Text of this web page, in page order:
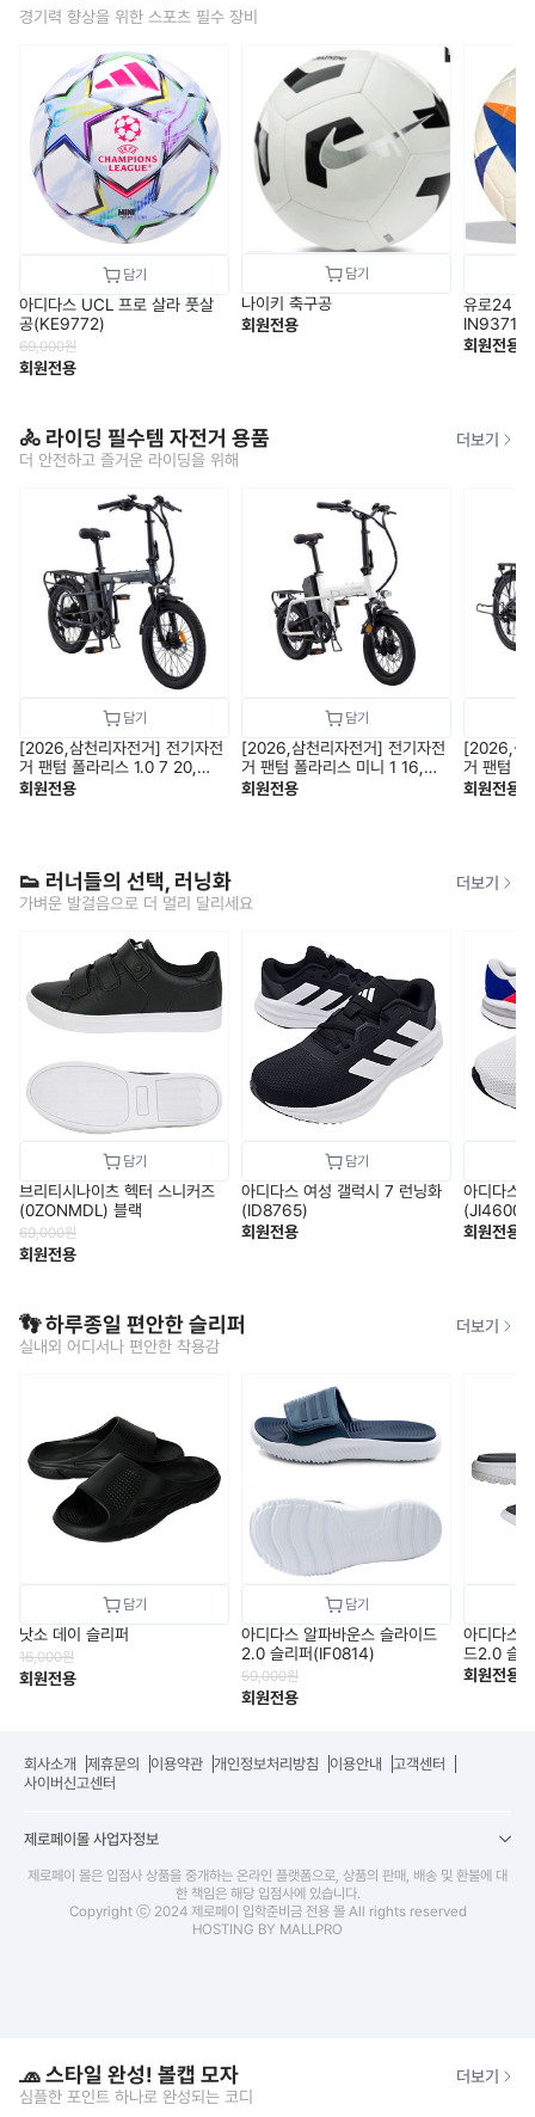
경기력 향상을 위한 스포츠 필수 장비
아디다스 UCL 프로 살라 풋살
공(KE9772)
69,000원
회원전용
나이키 축구공
회원전용
유로24 클
IN9371
회원전용
🚴 라이딩 필수템 자전거 용품
더 안전하고 즐거운 라이딩을 위해
더보기
[2026,삼천리자전거] 전기자전
거 팬텀 폴라리스 1.0 7 20,
PAS전용 / 26.9kg / 완조립,무
회원전용
[2026,삼천리자전거] 전기자전
거 팬텀 폴라리스 미니 1 16,
PAS&스로틀 겸용 / 23.8kg /
회원전용
[2026,삼
거 팬텀
틀 겸용 /
회원전용
👟 러너들의 선택, 러닝화
가벼운 발걸음으로 더 멀리 달리세요
더보기
브리티시나이츠 헥터 스니커즈
(0ZONMDL) 블랙
69,000원
회원전용
아디다스 여성 갤럭시 7 런닝화
(ID8765)
회원전용
아디다스
(JI4600)
회원전용
👣 하루종일 편안한 슬리퍼
실내외 어디서나 편안한 착용감
더보기
낫소 데이 슬리퍼
16,000원
회원전용
아디다스 알파바운스 슬라이드
2.0 슬리퍼(IF0814)
59,000원
회원전용
아디다스
드2.0 슬
회원전용
회사소개 제휴문의 이용약관 개인정보처리방침 이용안내
고객센터
사이버신고센터
제로페이몰 사업자정보
제로페이 몰은 입점사 상품을 중개하는 온라인 플랫폼으로, 상품의 판매, 배송 및 환불에 대
한 책임은 해당 입점사에 있습니다.
Copyright ⓒ 2024 제로페이 입학준비금 전용 몰 All rights reserved
HOSTING BY MALLPRO
🧢 스타일 완성! 볼캡 모자
심플한 포인트 하나로 완성되는 코디
더보기